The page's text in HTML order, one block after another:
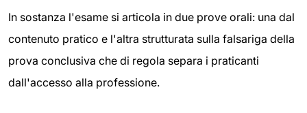
In sostanza l'esame si articola in due prove orali: una dal
contenuto pratico e l'altra strutturata sulla falsariga della
prova conclusiva che di regola separa i praticanti
dall'accesso alla professione.